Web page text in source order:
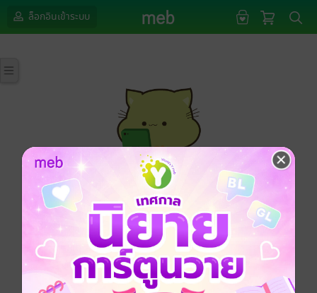
ล็อกอินเข้าระบบ
กรุณาเข้าสู่ระบบก่อนดำเนินรายการด้วยค่ะ
ล็อกอินเข้าระบบ